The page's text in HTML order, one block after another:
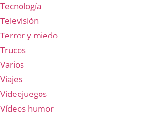
Tecnología
Televisión
Terror y miedo
Trucos
Varios
Viajes
Videojuegos
Vídeos humor